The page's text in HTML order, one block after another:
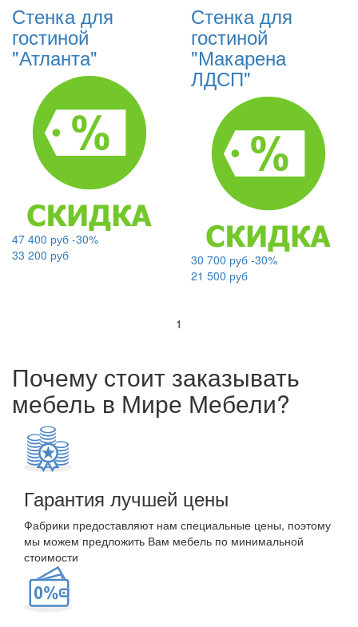
Стенка для
гостиной
"Атланта"
47 400 руб -30%
33 200 руб
Стенка для
гостиной
"Макарена
ЛДСП"
30 700 руб -30%
21 500 руб
1
Почему стоит заказывать
мебель в Мире Мебели?
Гарантия лучшей цены
Фабрики предоставляют нам специальные цены, поэтому
мы можем предложить Вам мебель по минимальной
стоимости